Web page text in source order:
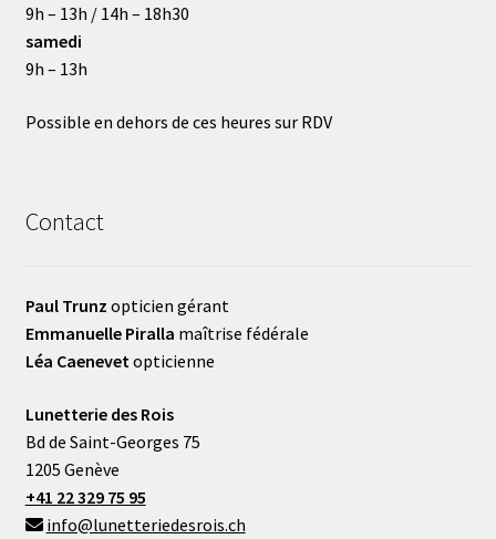
9h – 13h / 14h – 18h30
samedi
9h – 13h
Possible en dehors de ces heures sur RDV
Contact
Paul Trunz opticien gérant
Emmanuelle Piralla maîtrise fédérale
Léa Caenevetopticienne
Lunetterie des Rois
Bd de Saint-Georges 75
1205 Genève
+41 22 329 75 95
info@lunetteriedesrois.ch